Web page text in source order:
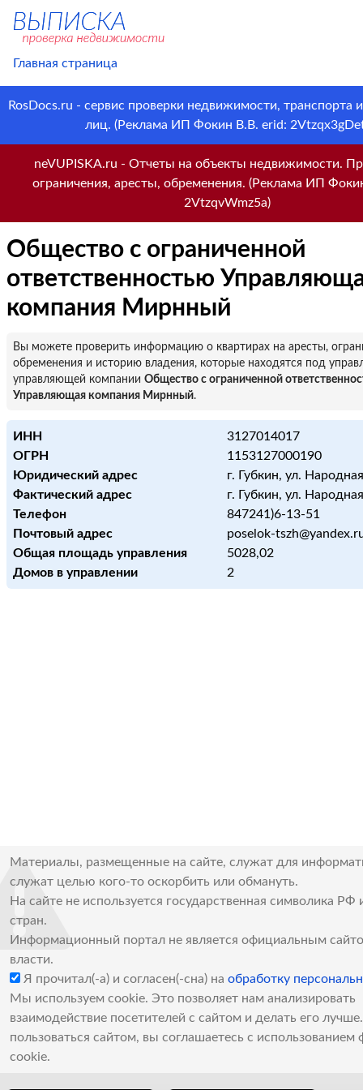
Главная страница
RosDocs.ru - сервис проверки недвижимости, транспорта
лиц. (Реклама ИП Фокин В.В. erid:
neVUPISKA.ru - Отчеты на объекты недвижимости.
ограничения, аресты, обременения. (Реклама ИП
2VtzqvWmz5a)
Общество с ограниченной
ответственностью
компания Мирнный
Вы можете проверить информацию о квартирах на аресты,
обременения и историю владения, которые находятся под
управляющей компании Общество с ограниченной
Управляющая компания Мирнный.
ИНН
3127014017
ОГРН
1153127000190
Юридический адрес
г. Губкин, ул.
Фактический адрес
г. Губкин, ул.
Телефон
847241)6-13-51
Почтовый адрес
poselok-
Общая площадь управления
5028,02
Домов в управлении
2
Материалы, размещенные на сайте, служат для
служат целью кого-то оскорбить или обмануть.
На сайте не используется государственная символика РФ
стран.
Информационный портал не является официальным
власти.
Я прочитал(-а) и согласен(-сна) на обработку
Мы используем cookie. Это позволяет нам анализировать
взаимодействие посетителей с сайтом и делать его
пользоваться сайтом, вы соглашаетесь с использованием
cookie.